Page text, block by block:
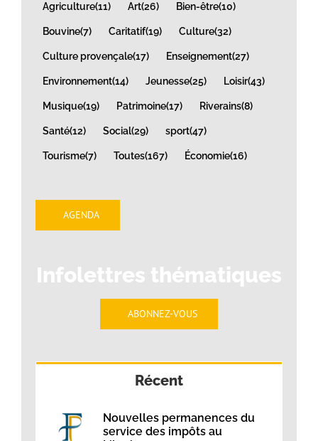
Agriculture(11) Art(26) Bien-être(10)
Bouvine(7) Caritatif(19) Culture(32)
Culture provençale(17) Enseignement(27)
Environnement(14) Jeunesse(25) Loisir(43)
Musique(19) Patrimoine(17) Riverains(8)
Santé(12) Social(29) sport(47)
Tourisme(7) Toutes(167) Économie(16)
AGENDA
Infolettres thématiques
ABONNEZ-VOUS
Récent
Nouvelles permanences du
service des impôts au